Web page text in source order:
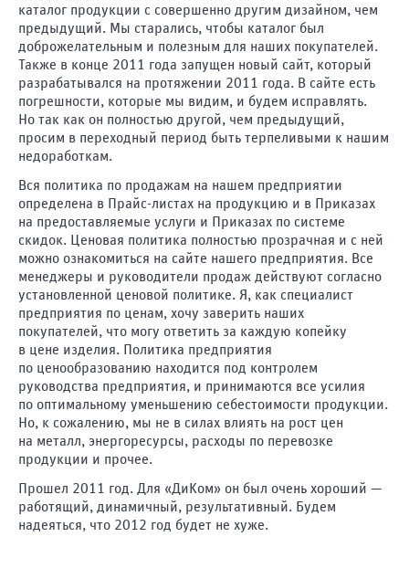
каталог продукции с совершенно другим дизайном, чем
предыдущий. Мы старались, чтобы каталог был
доброжелательным и полезным для наших покупателей.
Также в конце 2011 года запущен новый сайт, который
разрабатывался на протяжении 2011 года. В сайте есть
погрешности, которые мы видим, и будем исправлять.
Но так как он полностью другой, чем предыдущий,
просим в переходный период быть терпеливыми к нашим
недоработкам.
Вся политика по продажам на нашем предприятии
определена в Прайс-листах на продукцию и в Приказах
на предоставляемые услуги и Приказах по системе
скидок. Ценовая политика полностью прозрачная и с ней
можно ознакомиться на сайте нашего предприятия. Все
менеджеры и руководители продаж действуют согласно
установленной ценовой политике. Я, как специалист
предприятия по ценам, хочу заверить наших
покупателей, что могу ответить за каждую копейку
в цене изделия. Политика предприятия
по ценообразованию находится под контролем
руководства предприятия, и принимаются все усилия
по оптимальному уменьшению себестоимости продукции.
Но, к сожалению, мы не в силах влиять на рост цен
на металл, энергоресурсы, расходы по перевозке
продукции и прочее.
Прошел 2011 год. Для «ДиКом» он был очень хороший —
работящий, динамичный, результативный. Будем
надеяться, что 2012 год будет не хуже.